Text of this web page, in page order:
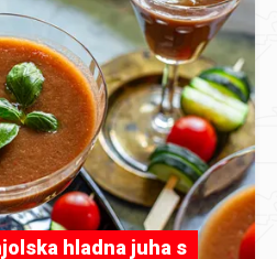
hladna juha s